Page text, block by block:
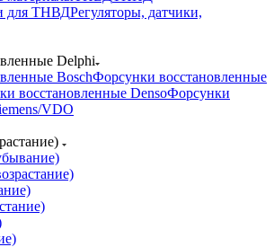
для ТНВДРегуляторы, датчики,
Delphi
BoschФорсунки восстановленные
восстановленные DensoФорсунки
VDO